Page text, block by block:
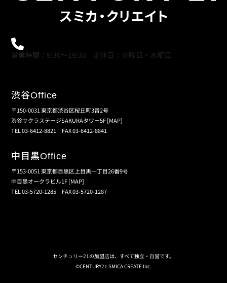
営業時間：9:30～19:30 定休日：火曜日・水曜日
渋谷Office
〒150-0031 東京都渋谷区桜丘町3番2号
渋谷サクラステージSAKURAタワー5F[MAP]
TEL 03-6412-8821 FAX 03-6412-8841
中目黒Office
〒153-0051 東京都目黒区上目黒一丁目26番9号
中目黒オークラビル1F[MAP]
TEL 03-5720-1285 FAX 03-5720-1287
センチュリー21の加盟店は、すべて独立・自営です。
©CENTURY21 SMICA CREATE Inc.